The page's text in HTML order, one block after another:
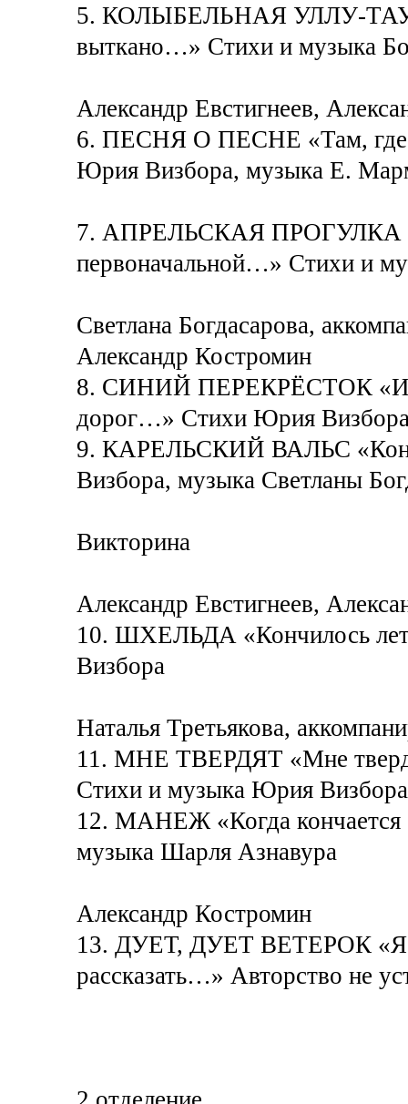
5. КОЛЫБЕЛЬНАЯ УЛЛУ-ТАУ
выткано…» Стихи и музыка
Александр Евстигнеев,
6. ПЕСНЯ О ПЕСНЕ «Там, где
Юрия Визбора, музыка Е.
7. АПРЕЛЬСКАЯ ПРОГУЛКА
первоначальной…» Стихи и
Светлана Богдасарова,
Александр Костромин
8. СИНИЙ ПЕРЕКРЁСТОК
дорог…» Стихи Юрия
9. КАРЕЛЬСКИЙ ВАЛЬС
Визбора, музыка Светланы
Викторина
Александр Евстигнеев,
10. ШХЕЛЬДА «Кончилось
Визбора
Наталья Третьякова,
11. МНЕ ТВЕРДЯТ «Мне
Стихи и музыка Юрия Визбора
12. МАНЕЖ «Когда
музыка Шарля Азнавура
Александр Костромин
13. ДУЕТ, ДУЕТ ВЕТЕРОК «Я
рассказать…» Авторство не